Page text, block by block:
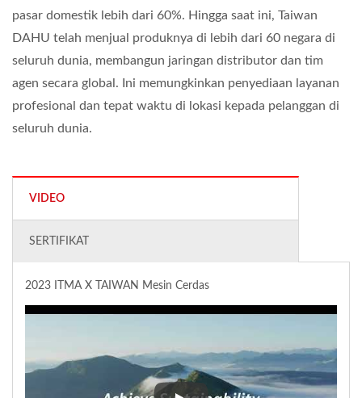
pasar domestik lebih dari 60%. Hingga saat ini, Taiwan
DAHU telah menjual produknya di lebih dari 60 negara di
seluruh dunia, membangun jaringan distributor dan tim
agen secara global. Ini memungkinkan penyediaan layanan
profesional dan tepat waktu di lokasi kepada pelanggan di
seluruh dunia.
VIDEO
SERTIFIKAT
2023 ITMA X TAIWAN Mesin Cerdas